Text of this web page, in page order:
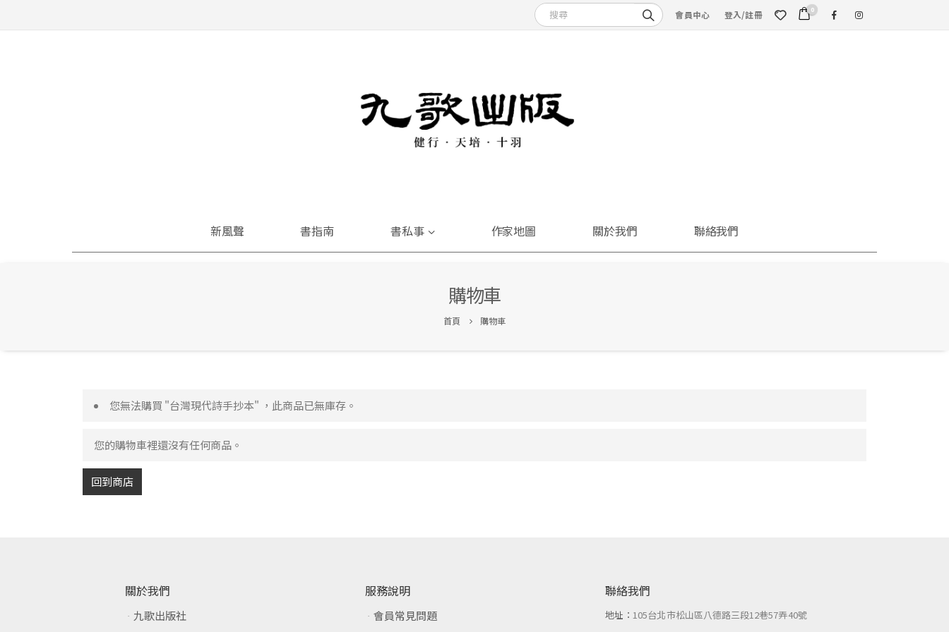
會員中心 登入/註冊 0
新風聲 書指南 書私事 作家地圖 關於我們 聯絡我們
購物車
首頁 購物車
您無法購買 "台灣現代詩手抄本" ，此商品已無庫存。
您的購物車裡還沒有任何商品。
回到商店
關於我們
九歌出版社
服務說明
會員常見問題
聯絡我們
地址： 105台北市松山區八德路三段12巷57弄40號